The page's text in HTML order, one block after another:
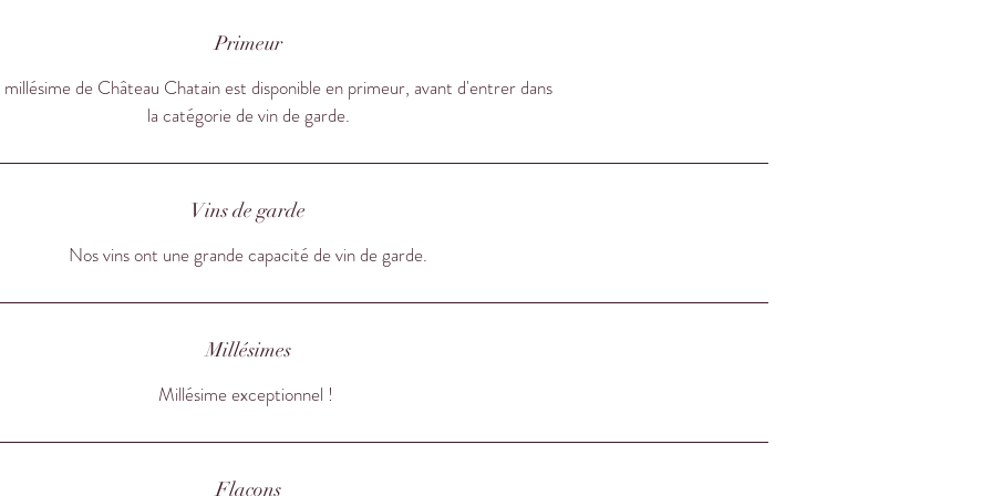
Primeur
de Château Chatain est disponible en primeur, avant d'entrer dans
la catégorie de vin de garde.
Vins de garde
Nos vins ont une grande capacité de vin de garde.
Millésimes
Millésime exceptionnel !
Flacons